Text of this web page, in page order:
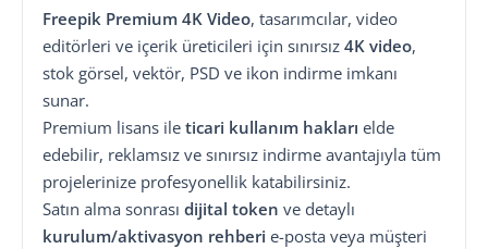
Freepik Premium 4K Video, tasarımcılar, video
editörleri ve içerik üreticileri için sınırsız 4K video,
stok görsel, vektör, PSD ve ikon indirme imkanı
sunar.
Premium lisans ile ticari kullanım hakları elde
edebilir, reklamsız ve sınırsız indirme avantajıyla tüm
projelerinize profesyonellik katabilirsiniz.
Satın alma sonrası dijital token ve detaylı
kurulum/aktivasyon rehberi e-posta veya müşteri